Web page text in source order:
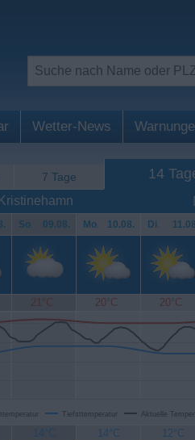
Wetter-News
7 Tage 14
So. 09.08. Mo. 10.08. Di.
21°C 20°C 20°C
Tiefsttemperatur Aktuelle
14°C 14°C 12°C